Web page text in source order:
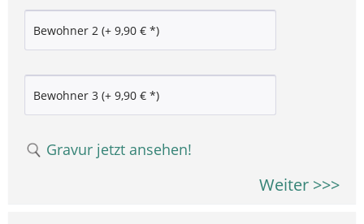
Gravur jetzt ansehen!
Weiter >>>